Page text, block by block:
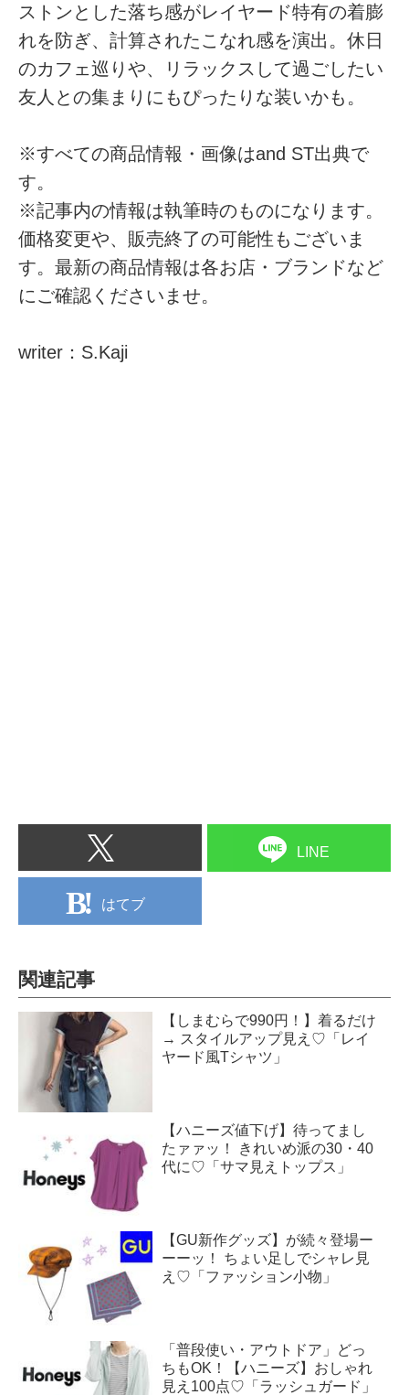
ストンとした落ち感がレイヤード特有の着膨
れを防ぎ、計算されたこなれ感を演出。休日
のカフェ巡りや、リラックスして過ごしたい
友人との集まりにもぴったりな装いかも。
※すべての商品情報・画像はand ST出典で
す。
※記事内の情報は執筆時のものになります。
価格変更や、販売終了の可能性もございま
す。最新の商品情報は各お店・ブランドなど
にご確認くださいませ。
writer：S.Kaji
LINE
はてブ
関連記事
【しまむらで990円！】着るだけ
→ スタイルアップ見え♡「レイ
ヤード風Tシャツ」
【ハニーズ値下げ】待ってまし
たァァッ！ きれいめ派の30・40
代に♡「サマ見えトップス」
【GU新作グッズ】が続々登場ー
ーーッ！ ちょい足しでシャレ見
え♡「ファッション小物」
「普段使い・アウトドア」どっ
ちもOK！【ハニーズ】おしゃれ
見え100点♡「ラッシュガード」